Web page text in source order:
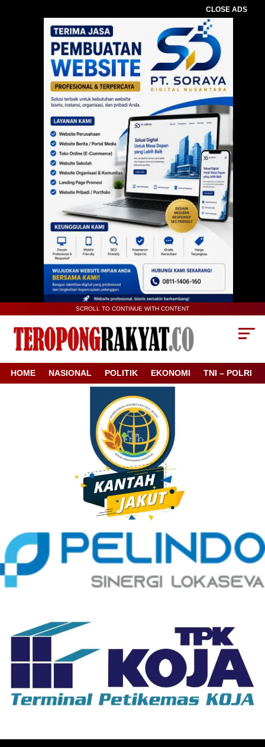
CLOSE ADS
SCROLL TO CONTINUE WITH CONTENT
HOME NASIONAL POLITIK EKONOMI TNI – POLRI